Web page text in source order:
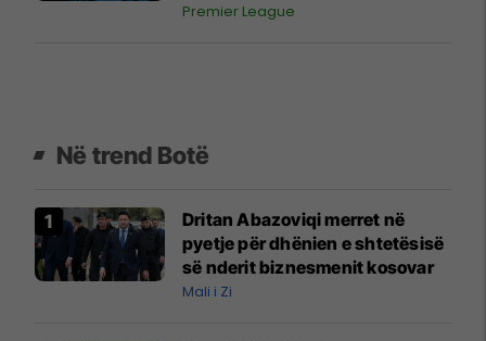
Premier League
Në trend Botë
Dritan Abazoviqi merret në
pyetje për dhënien e shtetësisë
së nderit biznesmenit kosovar
Mali i Zi